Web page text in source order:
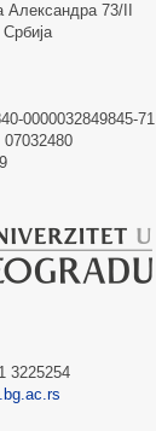
73/II
0000032849845-71
07032480
3225254